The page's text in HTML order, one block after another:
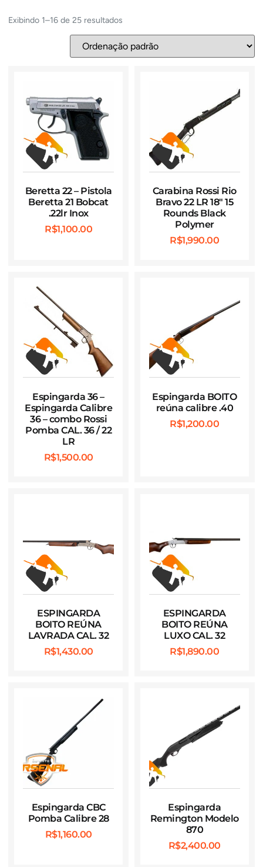
Exibindo 1–16 de 25 resultados
Beretta 22 – Pistola
Beretta 21 Bobcat
.22lr Inox
R$1,100.00
Carabina Rossi Rio
Bravo 22 LR 18″ 15
Rounds Black
Polymer
R$1,990.00
Espingarda 36 –
Espingarda Calibre
36 – combo Rossi
Pomba CAL. 36 / 22
LR
R$1,500.00
Espingarda BOITO
reúna calibre .40
R$1,200.00
ESPINGARDA
BOITO REÚNA
LAVRADA CAL. 32
R$1,430.00
ESPINGARDA
BOITO REÚNA
LUXO CAL. 32
R$1,890.00
Espingarda CBC
Pomba Calibre 28
R$1,160.00
Espingarda
Remington Modelo
870
R$2,400.00